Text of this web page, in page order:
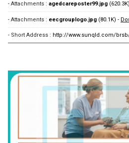
- Attachments : agedcareposter99.jpg
- Attachments : eecgrouplogo.jpg (80.1K) -
- Short Address : http://www.sunqld.com/